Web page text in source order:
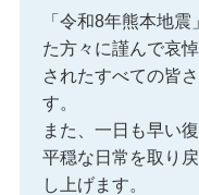
「令和8年熊本地
た方々に謹んで哀
されたすべての皆
す。
また、一日も早い
平穏な日常を取り
し上げます。